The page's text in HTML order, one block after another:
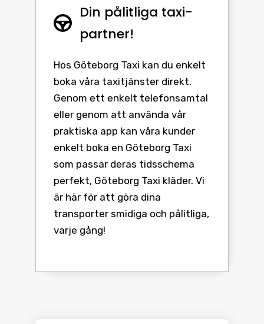
Din pålitliga taxi-
partner!
Hos Göteborg Taxi kan du enkelt
boka våra taxitjänster direkt.
Genom ett enkelt telefonsamtal
eller genom att använda vår
praktiska app kan våra kunder
enkelt boka en Göteborg Taxi
som passar deras tidsschema
perfekt, Göteborg Taxi kläder. Vi
är här för att göra dina
transporter smidiga och pålitliga,
varje gång!